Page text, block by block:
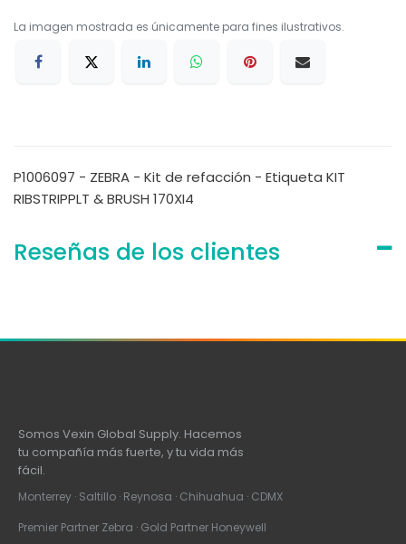
La imagen mostrada es únicamente para fines ilustrativos.
P1006097 - ZEBRA - Kit de refacción - Etiqueta KIT
RIBSTRIPPLT & BRUSH 170XI4
Reseñas de los clientes
Somos Vexin Global Supply. Hacemos
tu compañía más fuerte, y tu vida más
fácil.
Monterrey · Saltillo · Reynosa · Chihuahua · CDMX
Premier Partner Zebra · Gold Partner Honeywell